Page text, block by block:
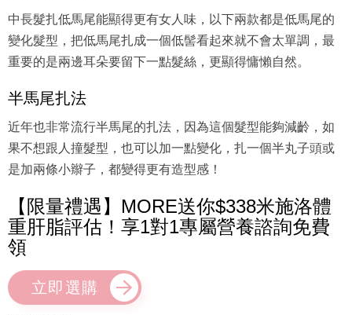
中長髮扎低馬尾能顯得更有女人味，以下兩款都是低馬尾的
變化髮型，把低馬尾扎成一個低髻看起來就不會太單調，最
重要的是兩邊耳朵要留下一點髮絲，更顯得慵懶自然。
半馬尾扎法
近年也非常流行半馬尾的扎法，因為這個髮型能夠減齡，如
果不想跟人撞髮型，也可以加一點變化，扎一個半丸子頭或
是加兩條小辮子，都變得更有造型感！
【限量禮遇】MORE送你$338米施洛體
重肝脂評估！享1對1專屬營養諮詢免費
領
立即選購